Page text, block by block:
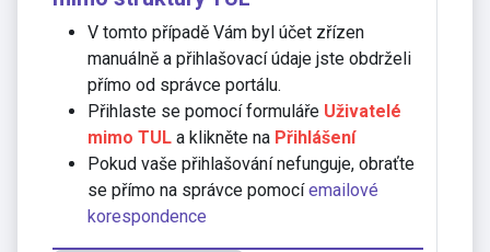
V tomto případě Vám byl účet zřízen
manuálně a přihlašovací údaje jste obdrželi
přímo od správce portálu.
Přihlaste se pomocí formuláře Uživatelé
mimo TUL a klikněte na Přihlášení
Pokud vaše přihlašování nefunguje, obraťte
se přímo na správce pomocíemailové
korespondence